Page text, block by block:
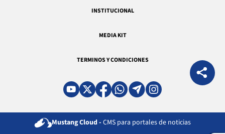
INSTITUCIONAL
MEDIA KIT
TERMINOS Y CONDICIONES
Mustang Cloud - CMS para portales de noticias